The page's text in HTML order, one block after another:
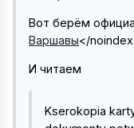
Вот берём
Варшавы</
И читаем
Kserokopia